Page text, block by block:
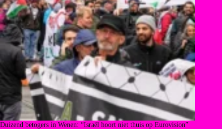
Duizend betogers in Wenen: “Israël hoort niet thuis op Eurovision”